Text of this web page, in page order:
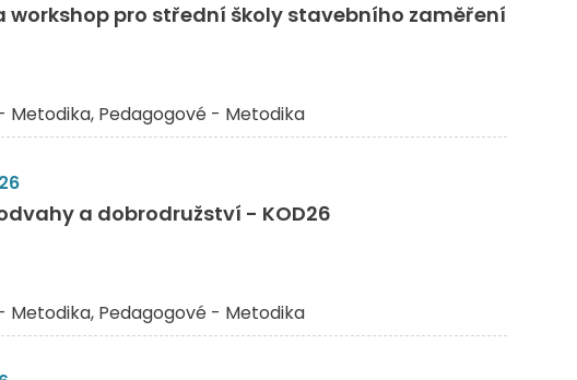
workshop pro střední školy stavebního zaměření
Metodika Pedagogové - Metodika
a dobrodružství - KOD26
Metodika Pedagogové - Metodika